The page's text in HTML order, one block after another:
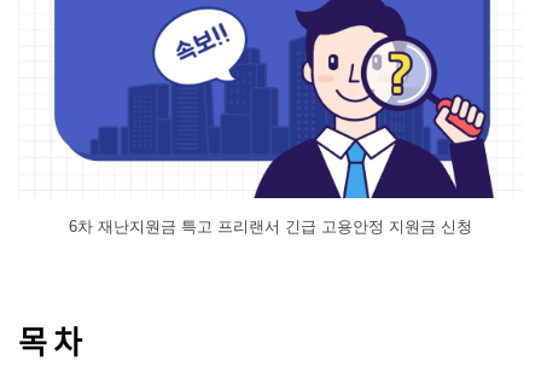
6차 재난지원금 특고 프리랜서 긴급 고용안정 지원금 신청
목 차